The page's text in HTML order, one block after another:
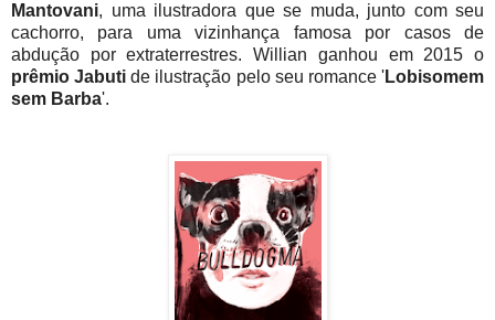
Mantovani, uma ilustradora que se muda, junto com seu
cachorro, para uma vizinhança famosa por casos de
abdução por extraterrestres. Willian ganhou em 2015 o
prêmio Jabuti de ilustração pelo seu romance 'Lobisomem
sem Barba'.